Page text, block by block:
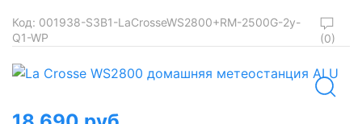
Код: 001938-S3B1-LaCrosseWS2800+RM-2500G-2y-
Q1-WP
(0)